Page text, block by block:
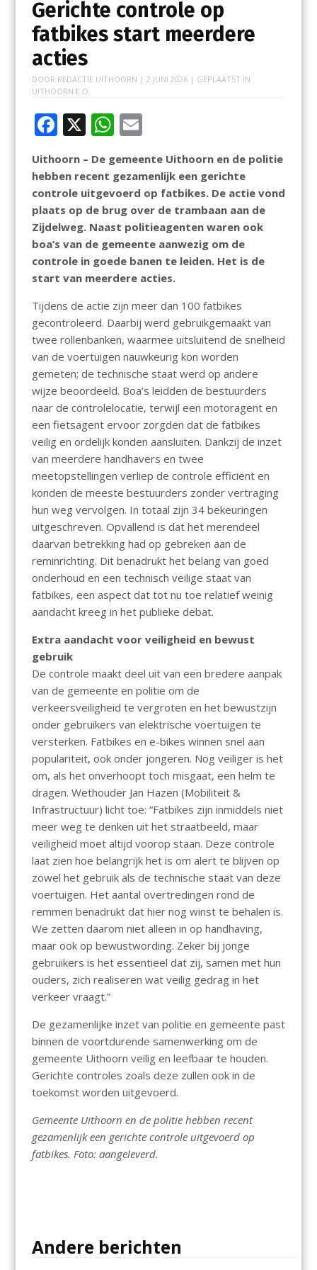
Gerichte controle op
fatbikes start meerdere
acties
DOOR REDACTIE UITHOORN | 2 JUNI 2026| GEPLAATST IN
UITHOORN E.O.
F
e
b
o
o
k
X W
at
s
A
p
p
E
ai
l
Uithoorn – De gemeente Uithoorn en de politie
hebben recent gezamenlijk een gerichte
controle uitgevoerd op fatbikes. De actie vond
plaats op de brug over de trambaan aan de
Zijdelweg. Naast politieagenten waren ook
boa’s van de gemeente aanwezig om de
controle in goede banen te leiden. Het is de
start van meerdere acties.
Tijdens de actie zijn meer dan 100 fatbikes
gecontroleerd. Daarbij werd gebruikgemaakt van
twee rollenbanken, waarmee uitsluitend de snelheid
van de voertuigen nauwkeurig kon worden
gemeten; de technische staat werd op andere
wijze beoordeeld. Boa’s leidden de bestuurders
naar de controlelocatie, terwijl een motoragent en
een fietsagent ervoor zorgden dat de fatbikes
veilig en ordelijk konden aansluiten. Dankzij de inzet
van meerdere handhavers en twee
meetopstellingen verliep de controle efficiënt en
konden de meeste bestuurders zonder vertraging
hun weg vervolgen. In totaal zijn 34 bekeuringen
uitgeschreven. Opvallend is dat het merendeel
daarvan betrekking had op gebreken aan de
reminrichting. Dit benadrukt het belang van goed
onderhoud en een technisch veilige staat van
fatbikes, een aspect dat tot nu toe relatief weinig
aandacht kreeg in het publieke debat.
Extra aandacht voor veiligheid en bewust
gebruik
De controle maakt deel uit van een bredere aanpak
van de gemeente en politie om de
verkeersveiligheid te vergroten en het bewustzijn
onder gebruikers van elektrische voertuigen te
versterken. Fatbikes en e-bikes winnen snel aan
populariteit, ook onder jongeren. Nog veiliger is het
om, als het onverhoopt toch misgaat, een helm te
dragen. Wethouder Jan Hazen (Mobiliteit &
Infrastructuur) licht toe: “Fatbikes zijn inmiddels niet
meer weg te denken uit het straatbeeld, maar
veiligheid moet altijd voorop staan. Deze controle
laat zien hoe belangrijk het is om alert te blijven op
zowel het gebruik als de technische staat van deze
voertuigen. Het aantal overtredingen rond de
remmen benadrukt dat hier nog winst te behalen is.
We zetten daarom niet alleen in op handhaving,
maar ook op bewustwording. Zeker bij jonge
gebruikers is het essentieel dat zij, samen met hun
ouders, zich realiseren wat veilig gedrag in het
verkeer vraagt.”
De gezamenlijke inzet van politie en gemeente past
binnen de voortdurende samenwerking om de
gemeente Uithoorn veilig en leefbaar te houden.
Gerichte controles zoals deze zullen ook in de
toekomst worden uitgevoerd.
Gemeente Uithoorn en de politie hebben recent
gezamenlijk een gerichte controle uitgevoerd op
fatbikes. Foto: aangeleverd.
Andere berichten